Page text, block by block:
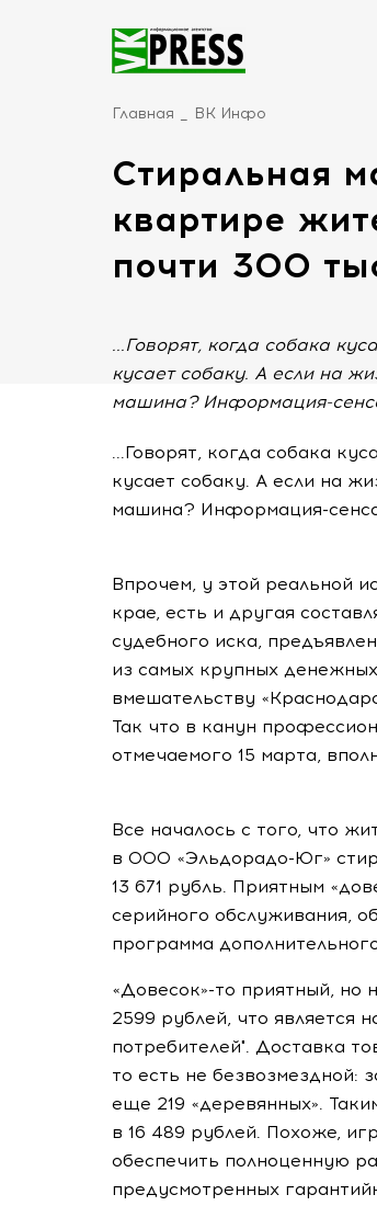
Главная ВК Инфо
Стиральная
квартире
почти 300
...Говорят, когда собака
кусает собаку. А если на
машина? Информация-
...Говорят, когда собака
кусает собаку. А если на
машина? Информация-
Впрочем, у этой реальной
крае, есть и другая
судебного иска,
из самых крупных
вмешательству
Так что в канун
отмечаемого 15 марта,
Все началось с того, что
в ООО «Эльдорадо-Юг»
13 671 рубль. Приятным
серийного обслуживания,
программа
«Довесок»-то приятный, но
2599 рублей, что является
потребителей". Доставка
то есть не безвозмездной:
еще 219 «деревянных».
в 16 489 рублей. Похоже,
обеспечить полноценную
предусмотренных